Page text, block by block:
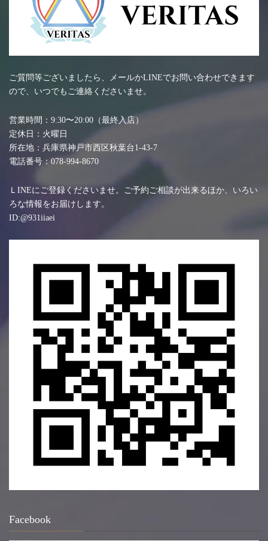
ご質問等ございましたら、メールかLINEでお問い合わせできます
ので、いつでもご連絡くださいませ。
営業時間：9:30〜20:00（最終入店）
定休日：火曜日
所在地：兵庫県神戸市西区秋葉台1-43-7
電話番号：078-994-8670
ＬINEにご登録くださいませ。ご予約ご相談が出来るほか、いろい
ろな情報をお届けします。
ID:@931iiaei
Facebook